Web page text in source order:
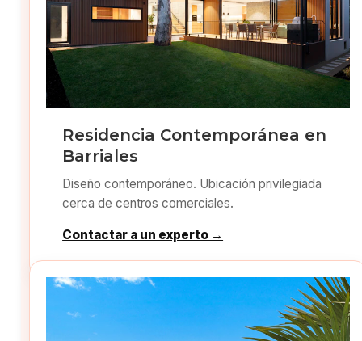
Residencia Contemporánea en
Barriales
Diseño contemporáneo. Ubicación privilegiada
cerca de centros comerciales.
Contactar a un experto →